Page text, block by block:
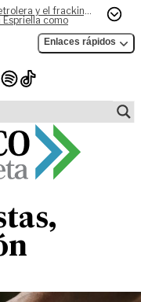
y el fracking,
Espriella como
Enlaces rápidos